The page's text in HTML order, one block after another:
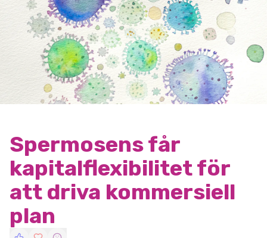
Spermosens får
kapitalflexibilitet för
att driva kommersiell
plan